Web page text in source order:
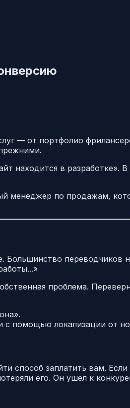
— от портфолио
находится в разработке».
менеджер по продажам,
Большинство переводчиков
проблема.
помощью локализации от
способ заплатить вам.
его. Он ушел к